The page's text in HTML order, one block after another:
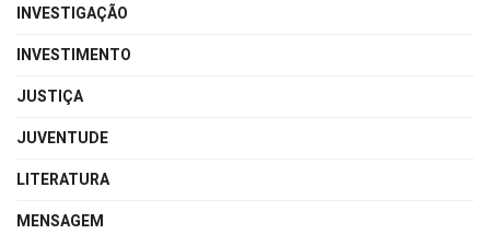
INVESTIGAÇÃO
INVESTIMENTO
JUSTIÇA
JUVENTUDE
LITERATURA
MENSAGEM